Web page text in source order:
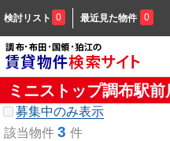
検討リスト 0 最近見た物件 0
ミニストップ調布駅
募集中のみ表示
該当物件 3 件